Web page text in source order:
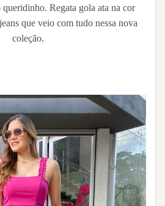
Regata gola ata na cor
que veio com tudo nessa nova
coleção.